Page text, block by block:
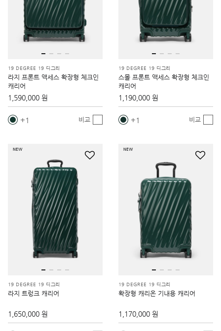
19 DEGREE 19 디그리
라지 프론트 액세스 확장형 체크인
캐리어
1,590,000 원
1 비교
19 DEGREE 19 디그리
스몰 프론트 액세스 확장형 체크인
캐리어
1,190,000 원
1 비교
NEW
19 DEGREE 19 디그리
라지 트렁크 캐리어
1,650,000 원
NEW
19 DEGREE 19 디그리
확장형 캐리온 기내용 캐리어
1,170,000 원